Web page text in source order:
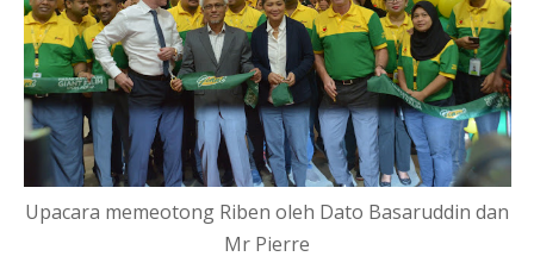
Upacara memeotong Riben oleh Dato Basaruddin dan
Mr Pierre